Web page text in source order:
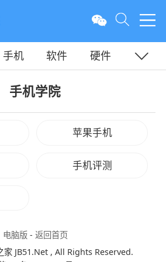
手机 软件
硬件
服务器
手机学院
苹果手机
手机评测
电脑版- 返回首页
家 JB51.Net , All Rights Reserved.